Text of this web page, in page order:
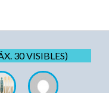
30 VISIBLES)